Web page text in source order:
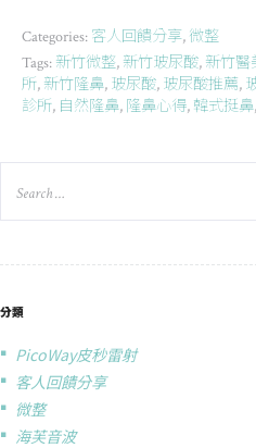
Categories: 客人回饋分享, 微整
Tags: 新竹微整, 新竹玻尿酸, 新竹醫
所, 新竹隆鼻, 玻尿酸, 玻尿酸推薦,
診所, 自然隆鼻, 隆鼻心得, 韓式挺鼻,
分類
PicoWay皮秒雷射
客人回饋分享
微整
海芙音波